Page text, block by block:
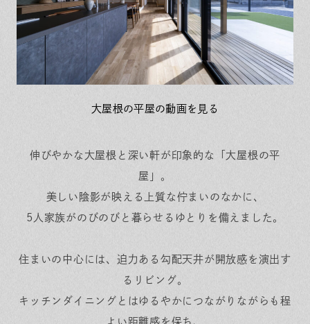
大屋根の平屋の動画を見る
伸びやかな大屋根と深い軒が印象的な「大屋根の平
屋」。
美しい陰影が映える上質な佇まいのなかに、
5人家族がのびのびと暮らせるゆとりを備えました。
住まいの中心には、迫力ある勾配天井が開放感を演出す
るリビング。
キッチンダイニングとはゆるやかにつながりながらも程
よい距離感を保ち、
st
ag
Fa
ce
bo
LI
E
Event Contact